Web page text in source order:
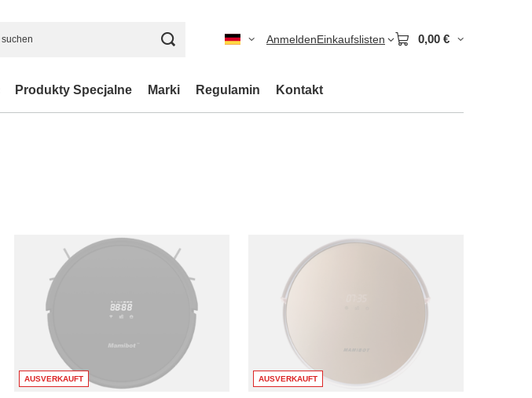
AnmeldenEinkaufslisten 0,00 €
Produkty Specjalne Marki Regulamin Kontakt
AUSVERKAUFT AUSVERKAUFT